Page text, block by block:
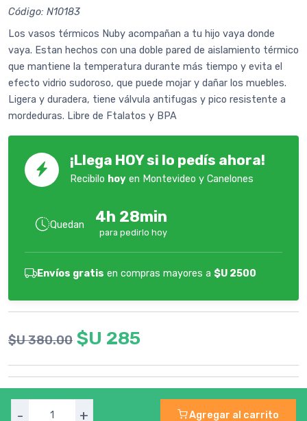
Código: N10183
Los vasos térmicos Nuby acompañan a tu hijo vaya donde
vaya. Estan hechos con una doble pared de aislamiento térmico
que mantiene la temperatura durante más tiempo y evita el
efecto vidrio sudoroso, que puede mojar y dañar los muebles.
Ligera y duradera, tiene válvula antifugas y pico resistente a
mordeduras. Libre de Ftalatos y BPA
¡Llega HOY si lo pedís ahora!
Recibilo hoy en Montevideo y Canelones
Quedan 4h 28min
para pedirlo hoy
Envíos gratis en compras mayores a $U 2500
$U 380.00 $U 285
- + Agregar al carrito